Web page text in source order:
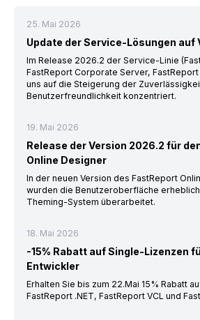
25. Mai 2026
Update der Service-Lösungen auf
Im Release 2026.2 der Service-Linie
FastReport Corporate Server,
uns auf die Steigerung der
Benutzerfreundlichkeit konzentriert.
19. Mai 2026
Release der Version 2026.2 für
Online Designer
In der neuen Version des FastReport
wurden die Benutzeroberfläche
Theming-System überarbeitet.
18. Mai 2026
-15% Rabatt auf Single-Lizenzen
Entwickler
Erhalten Sie bis zum 22.Mai 15% Rabatt
FastReport .NET, FastReport VCL und